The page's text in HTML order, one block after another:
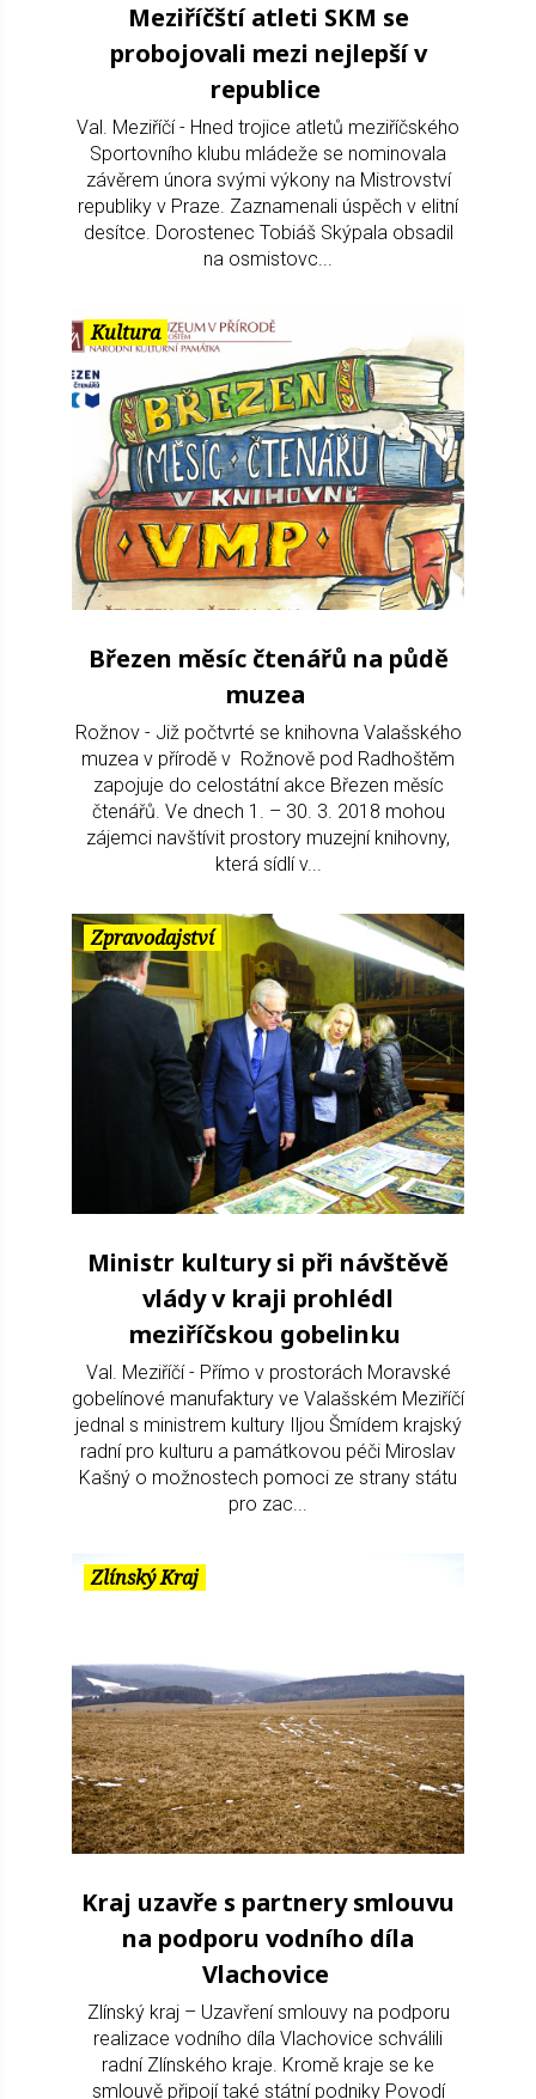
Meziříčští atleti SKM se
probojovali mezi nejlepší v
republice
Val. Meziříčí - Hned trojice atletů meziříčského
Sportovního klubu mládeže se nominovala
závěrem února svými výkony na Mistrovství
republiky v Praze. Zaznamenali úspěch v elitní
desítce. Dorostenec Tobiáš Skýpala obsadil
na osmistovc...
Kultura
Březen měsíc čtenářů na půdě
muzea
Rožnov - Již počtvrté se knihovna Valašského
muzea v přírodě v Rožnově pod Radhoštěm
zapojuje do celostátní akce Březen měsíc
čtenářů. Ve dnech 1. – 30. 3. 2018 mohou
zájemci navštívit prostory muzejní knihovny,
která sídlí v...
Zpravodajství
Ministr kultury si při návštěvě
vlády v kraji prohlédl
meziříčskou gobelinku
Val. Meziříčí - Přímo v prostorách Moravské
gobelínové manufaktury ve Valašském Meziříčí
jednal s ministrem kultury Iljou Šmídem krajský
radní pro kulturu a památkovou péči Miroslav
Kašný o možnostech pomoci ze strany státu
pro zac...
Zlínský Kraj
Kraj uzavře s partnery smlouvu
na podporu vodního díla
Vlachovice
Zlínský kraj – Uzavření smlouvy na podporu
realizace vodního díla Vlachovice schválili
radní Zlínského kraje. Kromě kraje se ke
smlouvě připojí také státní podniky Povodí